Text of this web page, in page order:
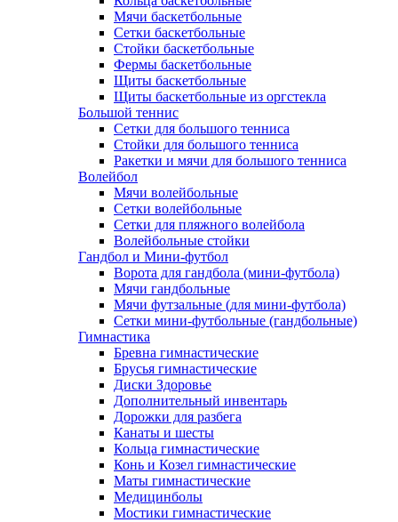
Мячи баскетбольные
Сетки баскетбольные
Стойки баскетбольные
Фермы баскетбольные
Щиты баскетбольные
Щиты баскетбольные из оргстекла
Большой теннис
Сетки для большого тенниса
Стойки для большого тенниса
Ракетки и мячи для большого тенниса
Волейбол
Мячи волейбольные
Сетки волейбольные
Сетки для пляжного волейбола
Волейбольные стойки
Гандбол и Мини-футбол
Ворота для гандбола (мини-футбола)
Мячи гандбольные
Мячи футзальные (для мини-футбола)
Сетки мини-футбольные (гандбольные)
Гимнастика
Бревна гимнастические
Брусья гимнастические
Диски Здоровье
Дополнительный инвентарь
Дорожки для разбега
Канаты и шесты
Кольца гимнастические
Конь и Козел гимнастические
Маты гимнастические
Медицинболы
Мостики гимнастические